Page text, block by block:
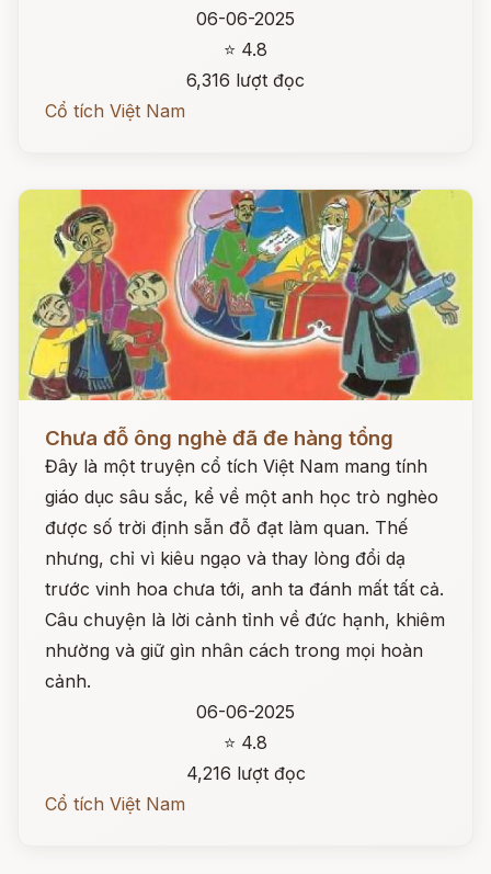
06-06-2025
⭐ 4.8
6,316 lượt đọc
Cổ tích Việt Nam
Chưa đỗ ông nghè đã đe hàng tổng
Đây là một truyện cổ tích Việt Nam mang tính
giáo dục sâu sắc, kể về một anh học trò nghèo
được số trời định sẵn đỗ đạt làm quan. Thế
nhưng, chỉ vì kiêu ngạo và thay lòng đổi dạ
trước vinh hoa chưa tới, anh ta đánh mất tất cả.
Câu chuyện là lời cảnh tỉnh về đức hạnh, khiêm
nhường và giữ gìn nhân cách trong mọi hoàn
cảnh.
06-06-2025
⭐ 4.8
4,216 lượt đọc
Cổ tích Việt Nam